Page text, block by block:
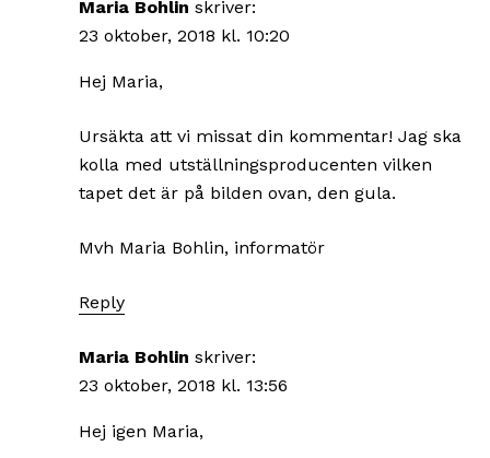
Maria Bohlin skriver:
23 oktober, 2018 kl. 10:20
Hej Maria,
Ursäkta att vi missat din kommentar! Jag ska
kolla med utställningsproducenten vilken
tapet det är på bilden ovan, den gula.
Mvh Maria Bohlin, informatör
Reply
Maria Bohlin skriver:
23 oktober, 2018 kl. 13:56
Hej igen Maria,